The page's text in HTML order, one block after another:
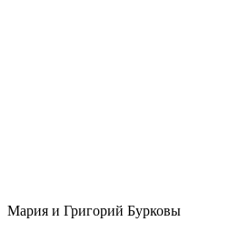
Мария и Григорий Бурковы